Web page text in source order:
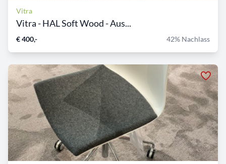
Vitra
Vitra - HAL Soft Wood - Aus...
€ 400,- 42% Nachlass